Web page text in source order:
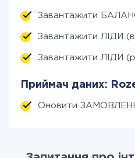
Завантажити
Завантажити ЛІДИ
Завантажити ЛІДИ
Приймач даних:
Оновити